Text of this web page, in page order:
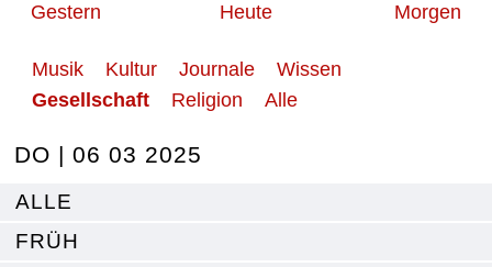
Gestern Heute Morgen
Musik Kultur Journale
Wissen
Gesellschaft
Religion Alle
DO | 06 03 2025
ALLE
FRÜH